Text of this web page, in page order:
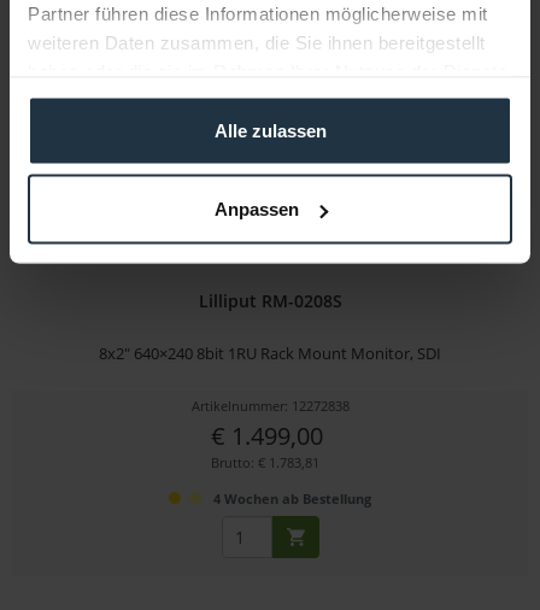
Partner führen diese Informationen möglicherweise mit
weiteren Daten zusammen, die Sie ihnen bereitgestellt
gesammelt haben.
Alle zulassen
Anpassen
3-5 Werktage ab Bestellung
Lilliput RM-0208S
8x2" 640×240 8bit 1RU Rack Mount Monitor, SDI
Artikelnummer: 12272838
€ 1.499,00
Brutto: € 1.783,81
4 Wochen ab Bestellung